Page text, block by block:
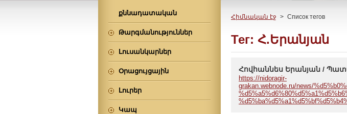
Հիմնական էջ > Список тегов
Тег: Հ.Երանյան
Հովհաննես Երանյան /
https://nidoragir-
grakan.webnode.ru/news/
քննադատական
Թարգմանություններ
Լուսանկարներ
Օրացույցային
Լուրեր
Կապ